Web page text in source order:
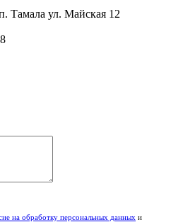
Тамала ул. Майская 12
на обработку персональных данных и